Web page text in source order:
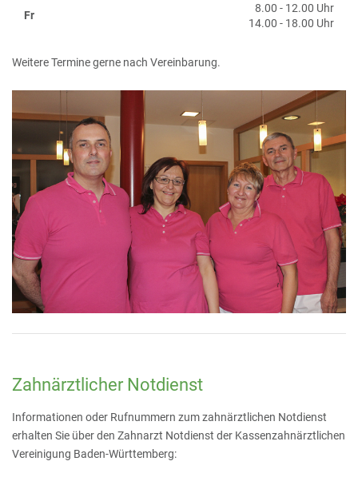
Fr
8.00 - 12.00 Uhr
14.00 - 18.00 Uhr
Weitere Termine gerne nach Vereinbarung.
Zahnärztlicher Notdienst
Informationen oder Rufnummern zum zahnärztlichen Notdienst
erhalten Sie über den Zahnarzt Notdienst der Kassenzahnärztlichen
Vereinigung Baden-Württemberg: